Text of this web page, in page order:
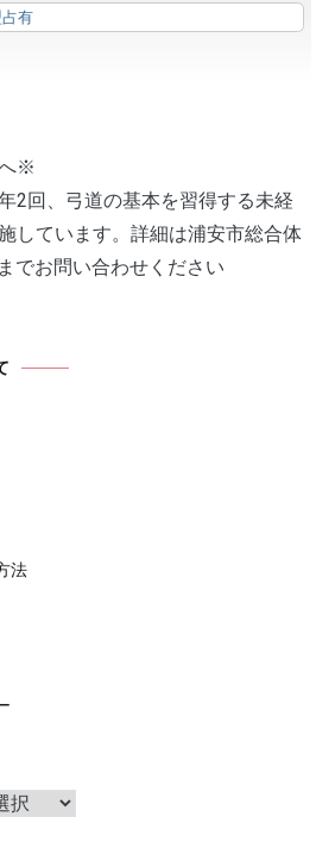
有
※
2回、弓道の基本を習得する未経
しています。詳細は浦安市総合体
でお問い合わせください
法